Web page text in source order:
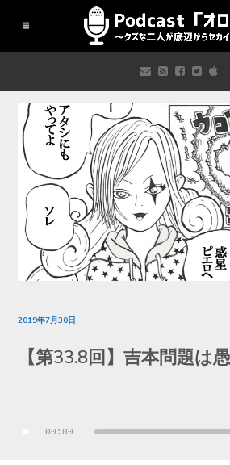
2019年7月30日
【第33.8回】吉本問題は
00:00